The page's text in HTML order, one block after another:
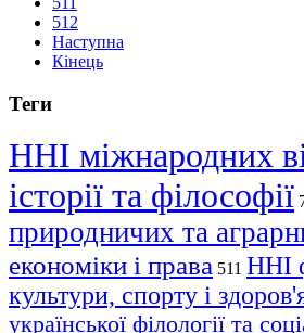
512
Наступна
Кінець
Теги
ННІ міжнародних
історії та філософії
природничих та
економіки і права 511 ННІ
культури, спорту і
української філології та